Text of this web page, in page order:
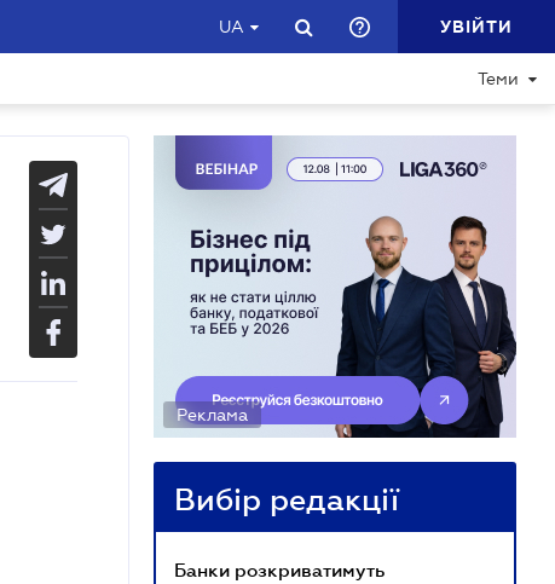
UA УВІЙТИ
Теми
Реклама
Вибір редакції
Банки розкриватимуть